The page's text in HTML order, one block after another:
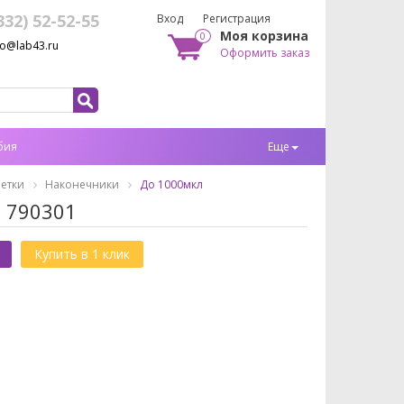
52-52-55 Вход Регистрация
0 Моя корзина
Оформить заказ
Еще
Наконечники До 1000мкл
Купить в 1 клик